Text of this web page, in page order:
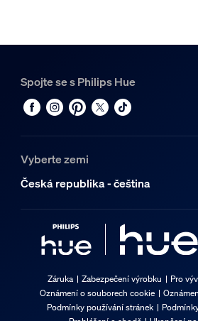
Spojte se s Philips Hue
Vyberte zemi
Česká republika - čeština
Záruka Zabezpečení výrobku Pro
Oznámení o souborech cookie
Podmínky používání stránek